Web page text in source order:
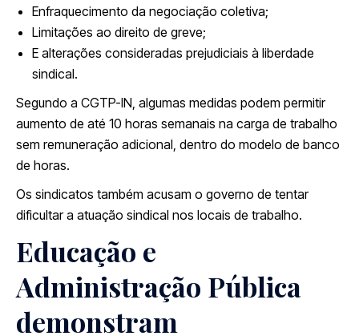
Enfraquecimento da negociação coletiva;
Limitações ao direito de greve;
E alterações consideradas prejudiciais à liberdade
sindical.
Segundo a CGTP-IN, algumas medidas podem permitir
aumento de até 10 horas semanais na carga de trabalho
sem remuneração adicional, dentro do modelo de banco
de horas.
Os sindicatos também acusam o governo de tentar
dificultar a atuação sindical nos locais de trabalho.
Educação e
Administração Pública
demonstram